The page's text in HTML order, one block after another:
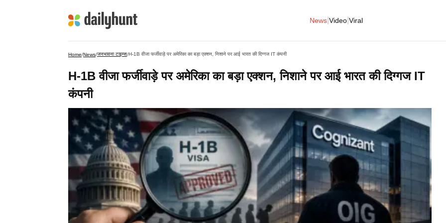
News Video Viral
Home/News/जनभावना टाइम्स/H-1B वीजा फर्जीवाड़े पर अमेरिका का बड़ा एक्शन, निशाने पर आई भारत की दिग्गज IT कंपनी
H-1B वीजा फर्जीवाड़े पर अमेरिका का बड़ा एक्शन, निशाने पर आई भारत की दिग्गज IT
कंपनी